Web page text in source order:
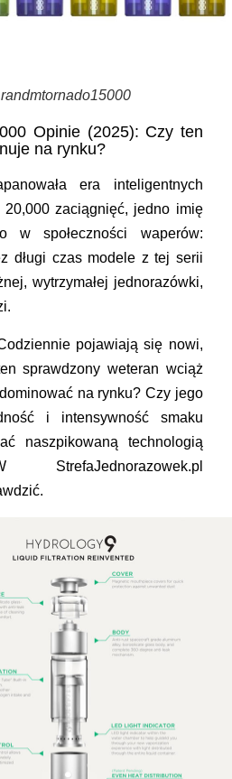
randmtornado15000
Opinie (2025): Czy ten
na rynku?
era inteligentnych
zaciągnięć, jedno imię
w społeczności waperów:
długi czas modele z tej serii
wytrzymałej jednorazówki,
pojawiają się nowi,
sprawdzony weteran wciąż
na rynku? Czy jego
i intensywność smaku
naszpikowaną technologią